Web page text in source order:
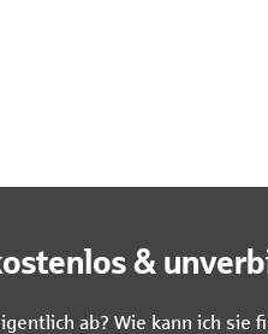
&
ab? Wie kann ich sie